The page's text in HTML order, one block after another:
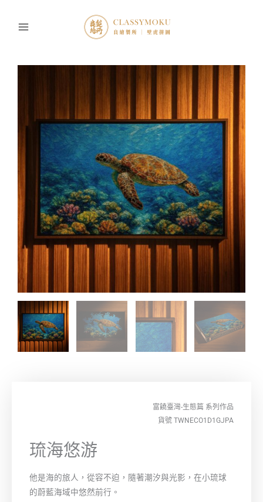
富饒臺灣-生態篇 系列作品
貨號 TWNECO1D1GJPA
琉海悠游
他是海的旅人，從容不迫，隨著潮汐與光影，在小琉球
的蔚藍海域中悠然前行。